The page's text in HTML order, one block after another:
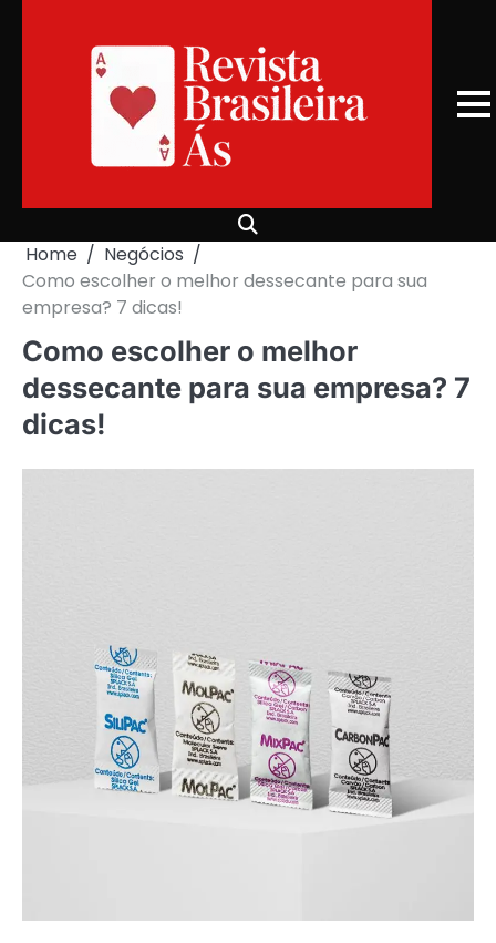
Home
Negócios
Como escolher o melhor dessecante para sua
empresa? 7 dicas!
Como escolher o melhor
dessecante para sua empresa? 7
dicas!